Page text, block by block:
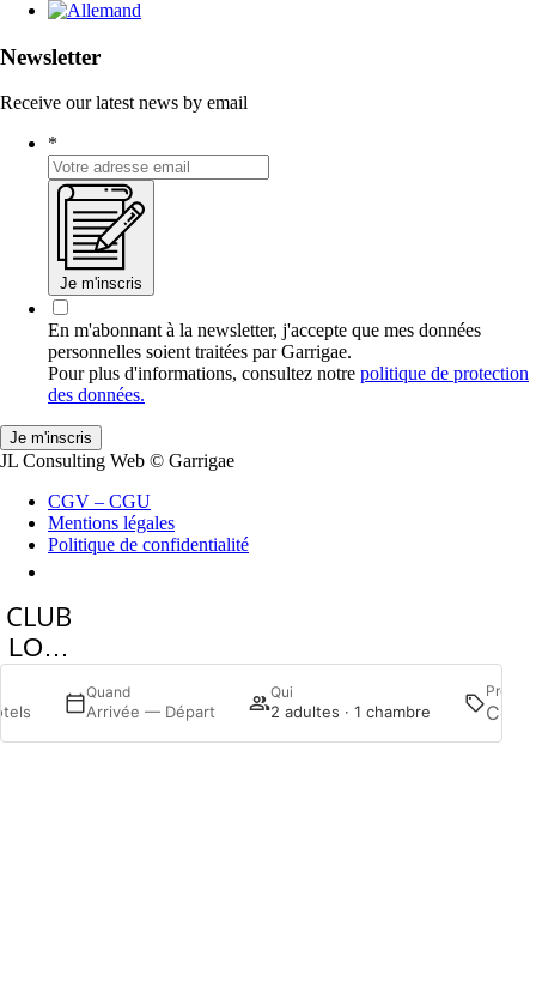
Newsletter
Receive our latest news by email
*
Je m'inscris
En m'abonnant à la newsletter, j'accepte que mes données
personnelles soient traitées par Garrigae.
Pour plus d'informations, consultez notre politique de protection
des données.
JL Consulting Web © Garrigae
CGV – CGU
Mentions légales
Politique de confidentialité
LOGIN
Quand
Arrivée — Départ
Qui
2 adultes · 1 chambre